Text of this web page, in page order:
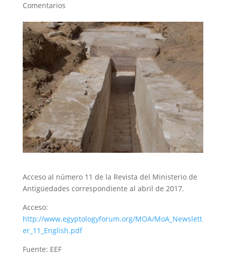
Comentarios
Acceso al número 11 de la Revista del Ministerio de
Antigüedades correspondiente al abril de 2017.
Acceso:
http://www.egyptologyforum.org/MOA/MoA_Newslett
er_11_English.pdf
Fuente: EEF